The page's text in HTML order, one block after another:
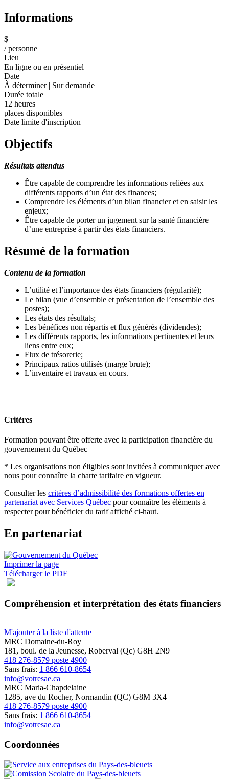
Informations
$
/ personne
Lieu
En ligne ou en présentiel
Date
À déterminer | Sur demande
Durée totale
12 heures
places disponibles
Date limite d'inscription
Objectifs
Résultats attendus
Être capable de comprendre les informations reliées aux
différents rapports d’un état des finances;
Comprendre les éléments d’un bilan financier et en saisir les
enjeux;
Être capable de porter un jugement sur la santé financière
d’une entreprise à partir des états financiers.
Résumé de la formation
Contenu de la formation
L’utilité et l’importance des états financiers (régularité);
Le bilan (vue d’ensemble et présentation de l’ensemble des
postes);
Les états des résultats;
Les bénéfices non répartis et flux générés (dividendes);
Les différents rapports, les informations pertinentes et leurs
liens entre eux;
Flux de trésorerie;
Principaux ratios utilisés (marge brute);
L’inventaire et travaux en cours.
Critères
Formation pouvant être offerte avec la participation financière du
gouvernement du Québec
* Les organisations non éligibles sont invitées à communiquer avec
nous pour connaître la charte tarifaire en vigueur.
Consulter les critères d’admissibilité des formations offertes en
partenariat avec Services Québec pour connaître les éléments à
respecter pour bénéficier du tarif affiché ci-haut.
En partenariat
Imprimer la page
Télécharger le PDF
Compréhension et interprétation des états financiers
M'ajouter à la liste d'attente
MRC Domaine-du-Roy
181, boul. de la Jeunesse, Roberval (Qc) G8H 2N9
418 276-8579 poste 4900
Sans frais: 1 866 610-8654
info@votresae.ca
MRC Maria-Chapdelaine
1285, ave du Rocher, Normandin (QC) G8M 3X4
418 276-8579 poste 4900
Sans frais: 1 866 610-8654
info@votresae.ca
Coordonnées